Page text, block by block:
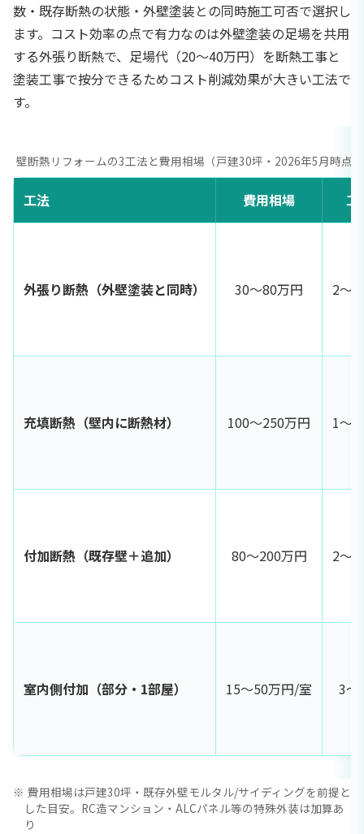
数・既存断熱の状態・外壁塗装との同時施工可否で選択し
ます。コスト効率の点で有力なのは外壁塗装の足場を共用
する外張り断熱で、足場代（20〜40万円）を断熱工事と
塗装工事で按分できるためコスト削減効果が大きい工法で
す。
壁断熱リフォームの3工法と費用相場（戸建30坪・2026年5月時点）
工法 費用相場 工
外張り断熱（外壁塗装と同時） 30〜80万円 2〜4
充填断熱（壁内に断熱材） 100〜250万円 1〜2
付加断熱（既存壁＋追加） 80〜200万円 2〜4
室内側付加（部分・1部屋） 15〜50万円/室 3〜
費用相場は戸建30坪・既存外壁モルタル/サイディングを前提と
した目安。RC造マンション・ALCパネル等の特殊外装は加算あ
り